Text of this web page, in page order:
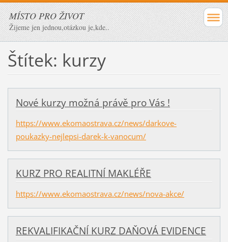
MÍSTO PRO ŽIVOT
Žijeme jen jednou,otázkou je,kde..
Štítek: kurzy
Nové kurzy možná právě pro Vás !
https://www.ekomaostrava.cz/news/darkove-
poukazky-nejlepsi-darek-k-vanocum/
KURZ PRO REALITNÍ MAKLÉŘE
https://www.ekomaostrava.cz/news/nova-akce/
REKVALIFIKAČNÍ KURZ DAŇOVÁ EVIDENCE